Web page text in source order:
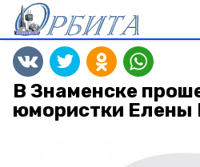
В Знаменске
юмористки Елены